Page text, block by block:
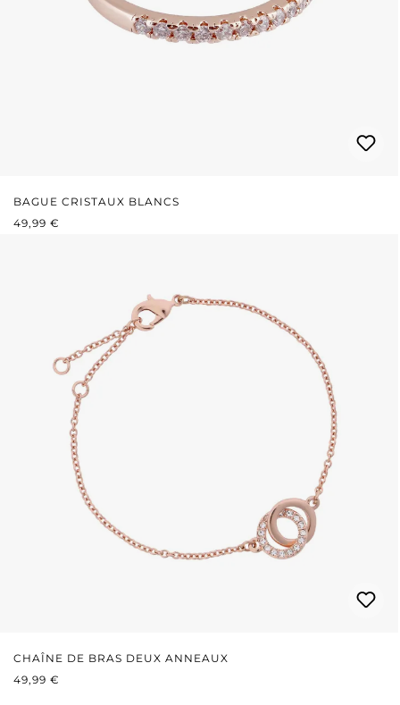
BAGUE CRISTAUX BLANCS
PRIX RÉGULIER :
49,99 €
CHAÎNE DE BRAS DEUX ANNEAUX
PRIX RÉGULIER :
49,99 €